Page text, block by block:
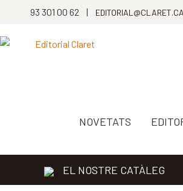
93 301 00 62 |
NOVETATS
EL NOSTRE CATÀLEG